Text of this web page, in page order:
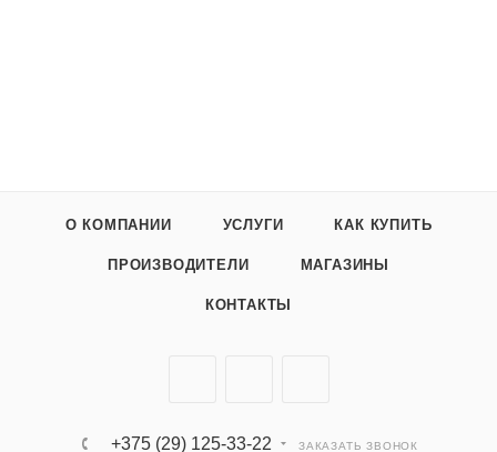
О КОМПАНИИ УСЛУГИ КАК КУПИТЬ
ПРОИЗВОДИТЕЛИ МАГАЗИНЫ
КОНТАКТЫ
+375 (29) 125-33-22 ЗАКАЗАТЬ ЗВОНОК